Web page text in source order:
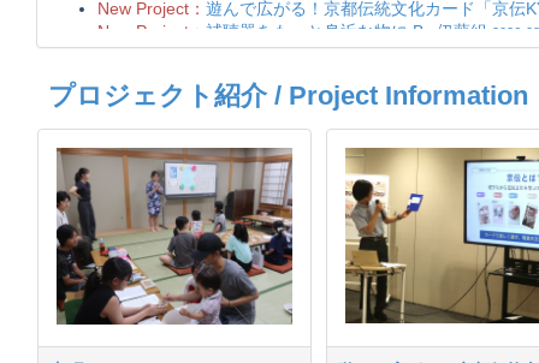
プロジェクト紹介 / Project Information